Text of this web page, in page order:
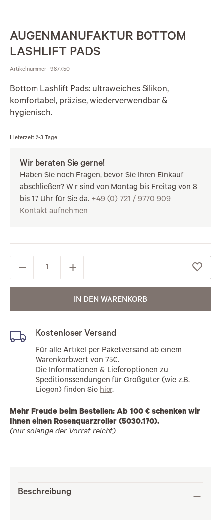
AUGENMANUFAKTUR BOTTOM
LASHLIFT PADS
Artikelnummer 9877.50
Bottom Lashlift Pads: ultraweiches Silikon,
komfortabel, präzise, wiederverwendbar &
hygienisch.
Lieferzeit 2-3 Tage
Wir beraten Sie gerne!
Haben Sie noch Fragen, bevor Sie Ihren Einkauf
abschließen? Wir sind von Montag bis Freitag von 8
bis 17 Uhr für Sie da. +49 (0) 721 / 9770 909
Kontakt aufnehmen
IN DEN WARENKORB
Kostenloser Versand
Für alle Artikel per Paketversand ab einem
Warenkorbwert von 75€.
Die Informationen & Lieferoptionen zu
Speditionssendungen für Großgüter (wie z.B.
Liegen) finden Sie hier.
Mehr Freude beim Bestellen: Ab 100 € schenken wir
Ihnen einen Rosenquarzroller (5030.170).
(nur solange der Vorrat reicht)
Beschreibung